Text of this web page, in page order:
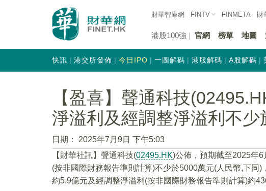
財華智庫網 FINTV FINMETA 財
港股100強 官網 榜單 地圖
快訊 港交所發佈 今日IPO 一圖解碼 港股解碼 A股解碼
【盈喜】聲通科技
淨溢利及經調整淨溢利不少
日期：
2025年7月9日 下午5:03
【財華社訊】聲通科技(02495.HK)公佈，預期截至2025年
(按非國際財務報告準則計算)不少於5000萬元(人民幣,下同
約5.9億元及經調整淨溢利(按非國際財務報告準則計算)約